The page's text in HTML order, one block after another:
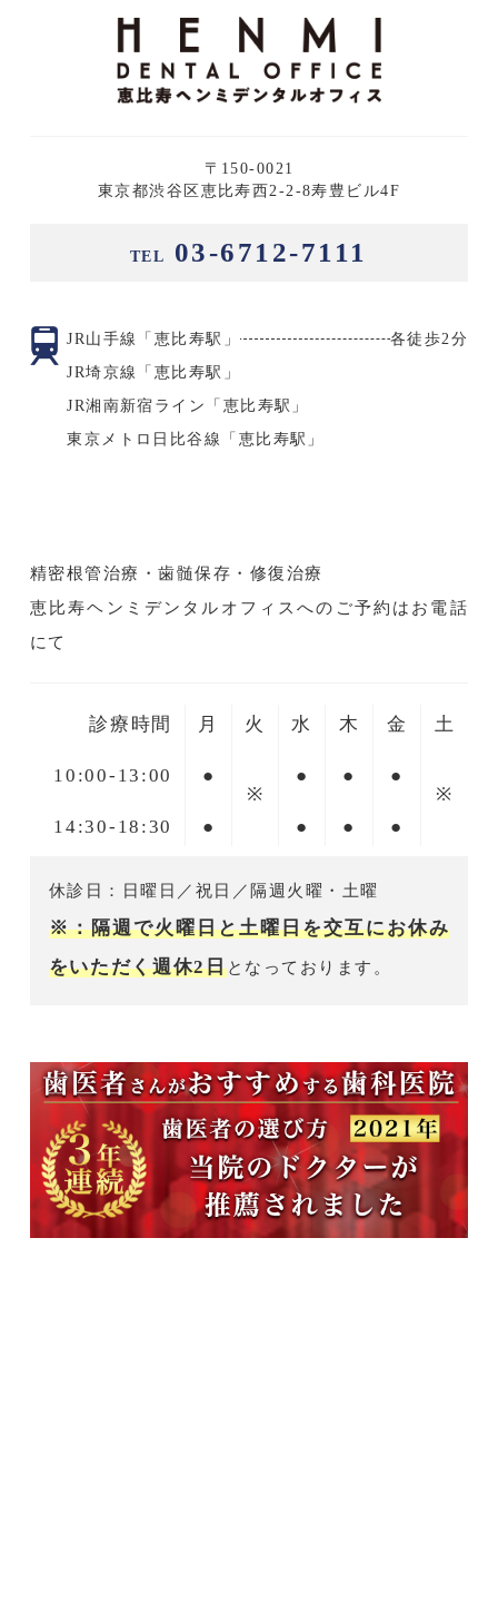
〒150-0021
東京都渋谷区恵比寿西2-2-8寿豊ビル4F
TEL 03-6712-7111
JR山手線「恵比寿駅」
各徒歩2分
JR埼京線「恵比寿駅」
JR湘南新宿ライン「恵比寿駅」
東京メトロ日比谷線「恵比寿駅」
精密根管治療・歯髄保存・修復治療
恵比寿ヘンミデンタルオフィスへのご予約はお電話
にて
診療時間 月 火 水 木 金 土
10:00-13:00
●
※
● ●
●
※
14:30-18:30
● ● ● ●
休診日：日曜日／祝日／隔週火曜・土曜
※：隔週で火曜日と土曜日を交互にお休み
をいただく週休2日となっております。